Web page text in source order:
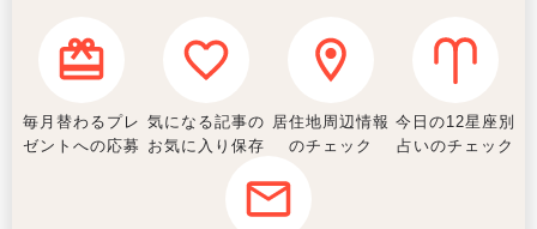
毎月替わるプレ
ゼントへの応募
気になる記事の
お気に入り保存
居住地周辺情報
のチェック
今日の12星座別
占いのチェック